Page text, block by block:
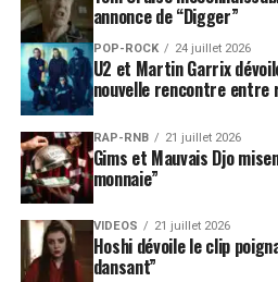
annonce de “Digger”
POP-ROCK 24 juillet 2026
U2 et Martin Garrix
nouvelle rencontre
RAP-RNB 21 juillet 2026
Gims et Mauvais Djo
monnaie”
VIDEOS 21 juillet 2026
Hoshi dévoile le clip
dansant”